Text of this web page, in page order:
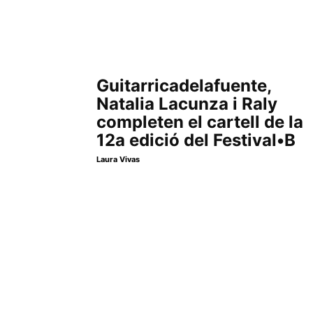
Guitarricadelafuente,
Natalia Lacunza i Raly
completen el cartell de la
12a edició del Festival•B
Laura Vivas